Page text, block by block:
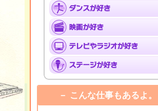
こんな仕事もあるよ。